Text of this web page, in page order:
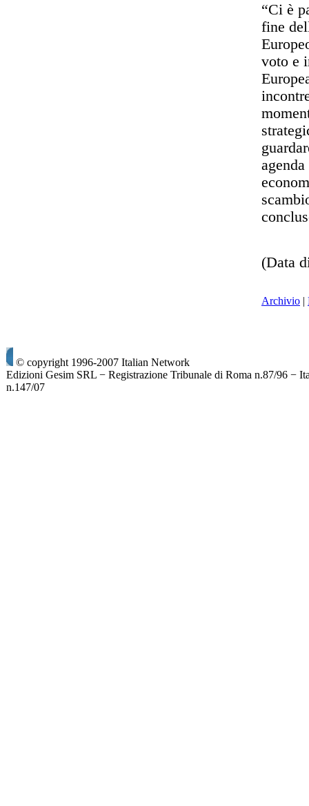
“Ci è
fine
voto e
(Data
Archivio |
© copyright 1996-2007 Italian Network
Edizioni Gesim SRL − Registrazione Tribunale di Roma n.87/96 −
n.147/07